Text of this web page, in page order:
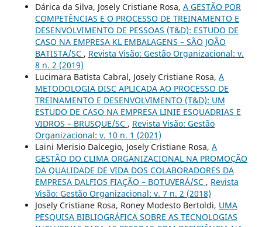
Dárica da Silva, Josely Cristiane Rosa, A GESTÃO POR
COMPETÊNCIAS E O PROCESSO DE TREINAMENTO E
DESENVOLVIMENTO DE PESSOAS (T&D): ESTUDO DE
CASO NA EMPRESA KL EMBALAGENS – SÃO JOÃO
BATISTA/SC , Revista Visão: Gestão Organizacional: v.
8 n. 2 (2019)
Lucimara Batista Cabral, Josely Cristiane Rosa, A
METODOLOGIA DISC APLICADA AO PROCESSO DE
TREINAMENTO E DESENVOLVIMENTO (T&D): UM
ESTUDO DE CASO NA EMPRESA LINIE ESQUADRIAS E
VIDROS – BRUSQUE/SC , Revista Visão: Gestão
Organizacional: v. 10 n. 1 (2021)
Laini Merisio Dalcegio, Josely Cristiane Rosa, A
GESTÃO DO CLIMA ORGANIZACIONAL NA PROMOÇÃO
DA QUALIDADE DE VIDA DOS COLABORADORES DA
EMPRESA DALFIOS FIAÇÃO – BOTUVERÁ/SC , Revista
Visão: Gestão Organizacional: v. 7 n. 2 (2018)
Josely Cristiane Rosa, Roney Modesto Bertoldi, UMA
PESQUISA BIBLIOGRÁFICA SOBRE AS TECNOLOGIAS